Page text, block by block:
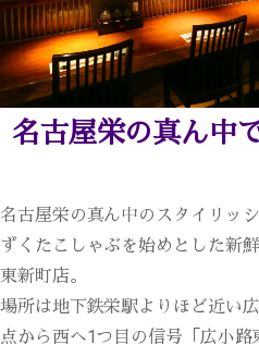
名古屋栄の真ん中
名古屋栄の真ん中のスタイリッ
ずくたこしゃぶを始めとした新
東新町店。
場所は地下鉄栄駅よりほど近い
点から西へ1つ目の信号「広小